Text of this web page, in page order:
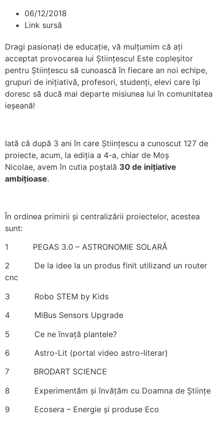
06/12/2018
Link sursă
Dragi pasionați de educație, vă mulțumim că ați
acceptat provocarea lui Științescu! Este copleșitor
pentru Științescu să cunoască în fiecare an noi echipe,
grupuri de inițiativă, profesori, studenți, elevi care își
doresc să ducă mai departe misiunea lui în comunitatea
ieșeană!
Iată că după 3 ani în care Științescu a cunoscut 127 de
proiecte, acum, la ediția a 4-a, chiar de Moș
Nicolae, avem în cutia poștală 30 de inițiative
ambițioase.
În ordinea primirii și centralizării proiectelor, acestea
sunt:
1 PEGAS 3.0 – ASTRONOMIE SOLARĂ
2 De la idee la un produs finit utilizand un router
cnc
3 Robo STEM by Kids
4 MiBus Sensors Upgrade
5 Ce ne învață plantele?
6 Astro-Lit (portal video astro-literar)
7 BRODART SCIENCE
8 Experimentăm și învățăm cu Doamna de Științe
9 Ecosera – Energie și produse Eco